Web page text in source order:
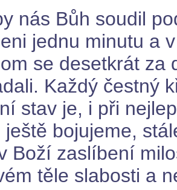
nás Bůh soudil
jednu minutu a
se desetkrát za
Každý čestný
stav je, i při
ještě bojujeme,
Boží zaslíbení
těle slabosti a